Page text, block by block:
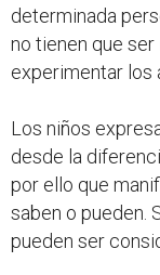
determinada
no tienen que
experimentar los
Los niños
desde la
por ello que
saben o pueden.
pueden ser